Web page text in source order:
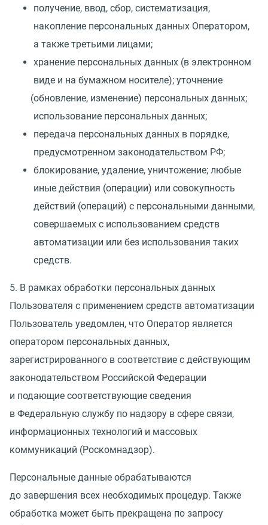
получение, ввод, сбор, систематизация,
накопление персональных данных Оператором,
а также третьими лицами;
хранение персональных данных (в электронном
виде и на бумажном носителе); уточнение
(обновление, изменение) персональных данных;
использование персональных данных;
передача персональных данных в порядке,
предусмотренном законодательством РФ;
блокирование, удаление, уничтожение; любые
иные действия (операции) или совокупность
действий (операций) с персональными данными,
совершаемых с использованием средств
автоматизации или без использования таких
средств.
5. В рамках обработки персональных данных
Пользователя с применением средств автоматизации
Пользователь уведомлен, что Оператор является
оператором персональных данных,
зарегистрированного в соответствие с действующим
законодательством Российской Федерации
и подающие соответствующие сведения
в Федеральную службу по надзору в сфере связи,
информационных технологий и массовых
коммуникаций (Роскомнадзор).
Персональные данные обрабатываются
до завершения всех необходимых процедур. Также
обработка может быть прекращена по запросу